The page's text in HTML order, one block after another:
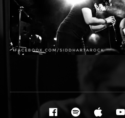
Social Media
FacebookSpotify